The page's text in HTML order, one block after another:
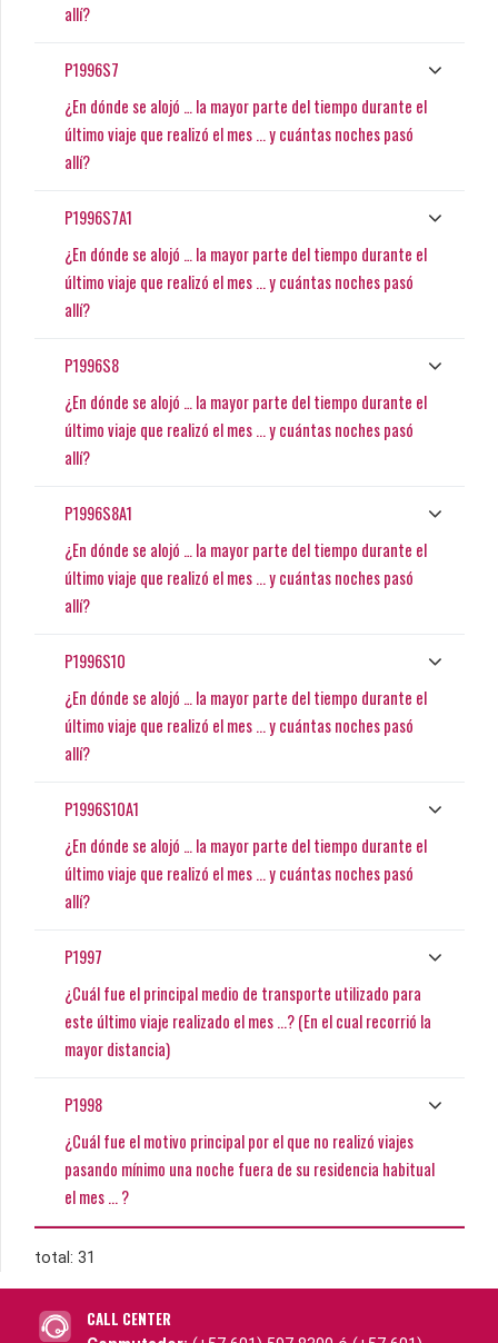
allí?
P1996S7
¿En dónde se alojó … la mayor parte del tiempo durante el
último viaje que realizó el mes ... y cuántas noches pasó
allí?
P1996S7A1
¿En dónde se alojó … la mayor parte del tiempo durante el
último viaje que realizó el mes ... y cuántas noches pasó
allí?
P1996S8
¿En dónde se alojó … la mayor parte del tiempo durante el
último viaje que realizó el mes ... y cuántas noches pasó
allí?
P1996S8A1
¿En dónde se alojó … la mayor parte del tiempo durante el
último viaje que realizó el mes ... y cuántas noches pasó
allí?
P1996S10
¿En dónde se alojó … la mayor parte del tiempo durante el
último viaje que realizó el mes ... y cuántas noches pasó
allí?
P1996S10A1
¿En dónde se alojó … la mayor parte del tiempo durante el
último viaje que realizó el mes ... y cuántas noches pasó
allí?
P1997
¿Cuál fue el principal medio de transporte utilizado para
este último viaje realizado el mes ...? (En el cual recorrió la
mayor distancia)
P1998
¿Cuál fue el motivo principal por el que no realizó viajes
pasando mínimo una noche fuera de su residencia habitual
el mes ... ?
total: 31
CALL CENTER